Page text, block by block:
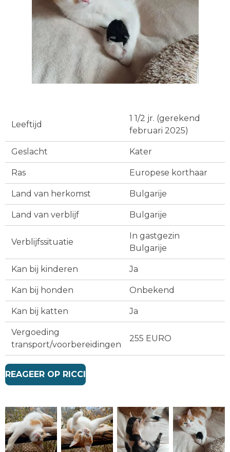
Leeftijd
1 1/2 jr. (gerekend
februari 2025)
Geslacht Kater
Ras Europese korthaar
Land van herkomst Bulgarije
Land van verblijf Bulgarije
Verblijfssituatie
In gastgezin
Bulgarije
Kan bij kinderen Ja
Kan bij honden Onbekend
Kan bij katten Ja
Vergoeding
transport/voorbereidingen
255 EURO
REAGEER OP RICCI